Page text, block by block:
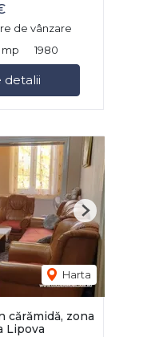
de vânzare
mp 1980
detalii
Harta
Next
cărămidă, zona
Lipova